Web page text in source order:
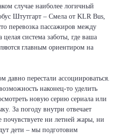
случае наиболее логичный
Штутгарт – Смела от KLR Bus,
перевозка пассажиров между
система заботы, где ваша
главным ориентиром на
давно перестали ассоциироваться.
наконец-то уделить
новую серию сериала или
За погоду внутри отвечает
почувствуете ни летней жары, ни
дети – мы подготовим